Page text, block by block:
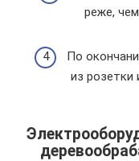
реже,
По
из розетки